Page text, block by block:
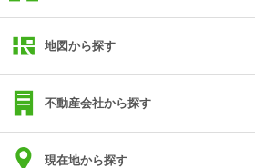
地図から探す
不動産会社から探す
現在地から探す